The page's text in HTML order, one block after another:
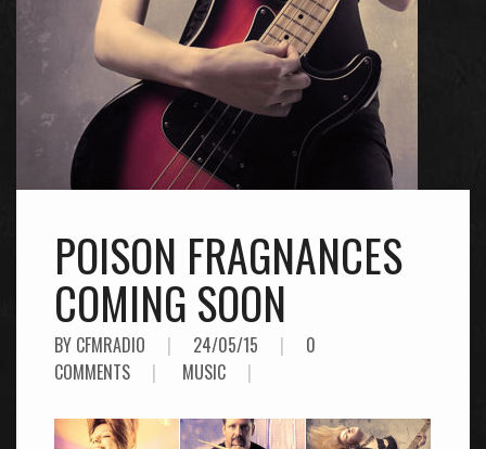
POISON FRAGNANCES
COMING SOON
BY CFMRADIO | 24/05/15 |
0
COMMENTS
| MUSIC |